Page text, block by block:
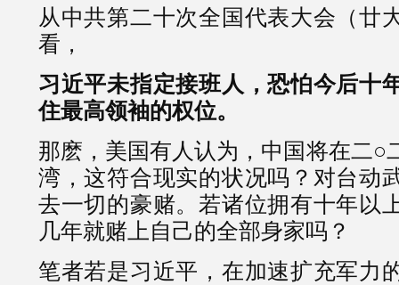
从中共第二十次全国代表大会（廿
看，
习近平未指定接班人，恐怕今后十
住最高领袖的权位。
那麽，美国有人认为，中国将在二○
湾，这符合现实的状况吗？对台动
去一切的豪赌。若诸位拥有十年以
几年就赌上自己的全部身家吗？
笔者若是习近平，在加速扩充军力